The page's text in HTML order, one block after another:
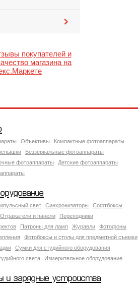
Объективы
Компактные фотоаппараты
Беззеркальные фотоаппараты
фотоаппараты
Детские фотоаппараты
свет Синхронизаторы
Софтбоксы
Отражатели и панели
Переходники
Патроны для ламп Журавли
Фотофоны
Фотобоксы и столы для предметной съемки
Сумки для студийного оборудования
света
Измерительное оборудование
и зарядные устройства